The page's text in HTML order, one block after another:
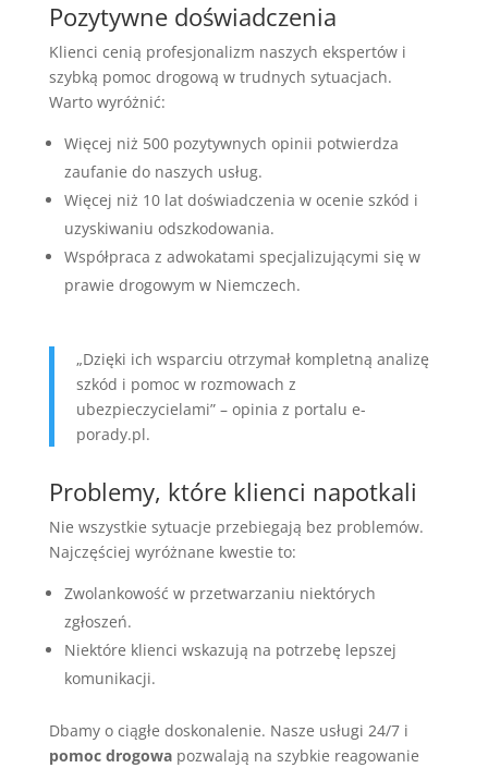
Pozytywne doświadczenia
Klienci cenią profesjonalizm naszych ekspertów i
szybką pomoc drogową w trudnych sytuacjach.
Warto wyróżnić:
Więcej niż 500 pozytywnych opinii potwierdza
zaufanie do naszych usług.
Więcej niż 10 lat doświadczenia w ocenie szkód i
uzyskiwaniu odszkodowania.
Współpraca z adwokatami specjalizującymi się w
prawie drogowym w Niemczech.
„Dzięki ich wsparciu otrzymał kompletną analizę
szkód i pomoc w rozmowach z
ubezpieczycielami” – opinia z portalu e-
porady.pl.
Problemy, które klienci napotkali
Nie wszystkie sytuacje przebiegają bez problemów.
Najczęściej wyróżnane kwestie to:
Zwolankowość w przetwarzaniu niektórych
zgłoszeń.
Niektóre klienci wskazują na potrzebę lepszej
komunikacji.
Dbamy o ciągłe doskonalenie. Nasze usługi 24/7 i
pomoc drogowapozwalają na szybkie reagowanie